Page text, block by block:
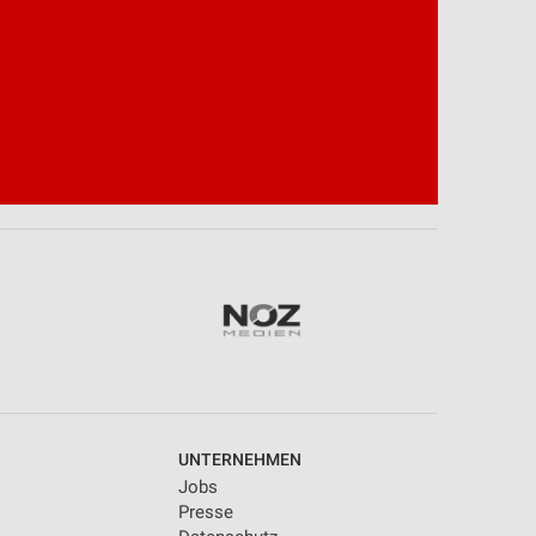
UNTERNEHMEN
Jobs
Presse